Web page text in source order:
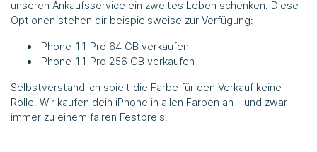
unseren Ankaufsservice ein zweites Leben schenken. Diese
Optionen stehen dir beispielsweise zur Verfügung:
iPhone 11 Pro 64 GB verkaufen
iPhone 11 Pro 256 GB verkaufen
Selbstverständlich spielt die Farbe für den Verkauf keine
Rolle. Wir kaufen dein iPhone in allen Farben an – und zwar
immer zu einem fairen Festpreis.